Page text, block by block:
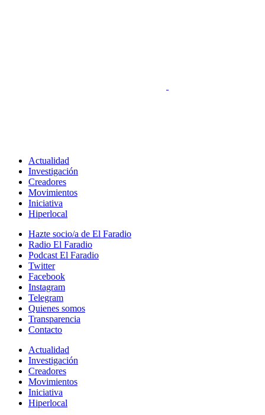
Actualidad
Investigación
Creadores
Movimientos
Iniciativa
Hiperlocal
Hazte socio/a de El Faradio
Radio El Faradio
Podcast El Faradio
Twitter
Facebook
Instagram
Telegram
Quienes somos
Transparencia
Contacto
Actualidad
Investigación
Creadores
Movimientos
Iniciativa
Hiperlocal